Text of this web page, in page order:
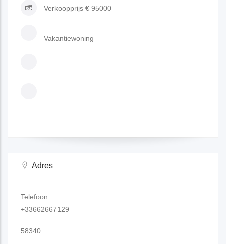
Verkoopprijs € 95000
Vakantiewoning
Adres
Telefoon:
+33662667129
58340